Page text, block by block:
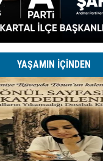
YAŞAMIN İÇİNDEN